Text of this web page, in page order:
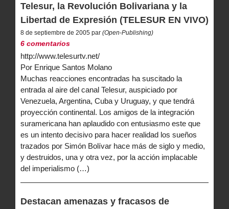
Telesur, la Revolución Bolivariana y la
Libertad de Expresión (TELESUR EN VIVO)
8 de septiembre de 2005 par (Open-Publishing)
6 comentarios
http://www.telesurtv.net/
Por Enrique Santos Molano
Muchas reacciones encontradas ha suscitado la
entrada al aire del canal Telesur, auspiciado por
Venezuela, Argentina, Cuba y Uruguay, y que tendrá
proyección continental. Los amigos de la integración
suramericana han aplaudido con entusiasmo este que
es un intento decisivo para hacer realidad los sueños
trazados por Simón Bolívar hace más de siglo y medio,
y destruidos, una y otra vez, por la acción implacable
del imperialismo (…)
Destacan amenazas y fracasos de